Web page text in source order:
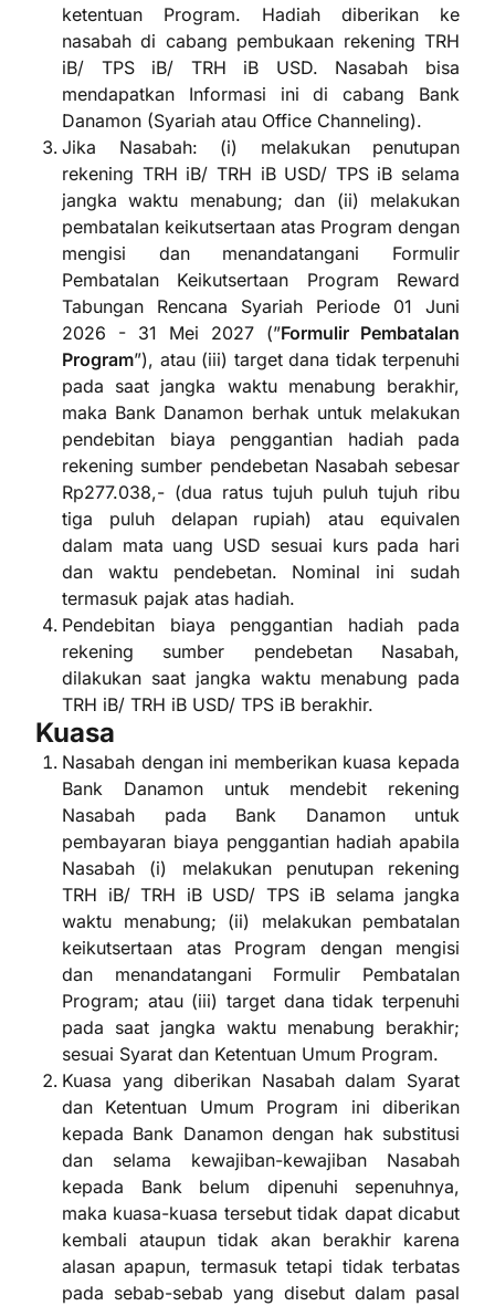
ketentuan Program. Hadiah diberikan ke
nasabah di cabang pembukaan rekening TRH
iB/ TPS iB/ TRH iB USD. Nasabah bisa
mendapatkan Informasi ini di cabang Bank
Danamon (Syariah atau Office Channeling).
Jika Nasabah: (i) melakukan penutupan
rekening TRH iB/ TRH iB USD/ TPS iB selama
jangka waktu menabung; dan (ii) melakukan
pembatalan keikutsertaan atas Program dengan
mengisi dan menandatangani Formulir
Pembatalan Keikutsertaan Program Reward
Tabungan Rencana Syariah Periode 01 Juni
2026 - 31 Mei 2027 (”Formulir Pembatalan
Program”), atau (iii) target dana tidak terpenuhi
pada saat jangka waktu menabung berakhir,
maka Bank Danamon berhak untuk melakukan
pendebitan biaya penggantian hadiah pada
rekening sumber pendebetan Nasabah sebesar
Rp277.038,- (dua ratus tujuh puluh tujuh ribu
tiga puluh delapan rupiah) atau equivalen
dalam mata uang USD sesuai kurs pada hari
dan waktu pendebetan. Nominal ini sudah
termasuk pajak atas hadiah.
Pendebitan biaya penggantian hadiah pada
rekening sumber pendebetan Nasabah,
dilakukan saat jangka waktu menabung pada
TRH iB/ TRH iB USD/ TPS iB berakhir.
Kuasa
Nasabah dengan ini memberikan kuasa kepada
Bank Danamon untuk mendebit rekening
Nasabah pada Bank Danamon untuk
pembayaran biaya penggantian hadiah apabila
Nasabah (i) melakukan penutupan rekening
TRH iB/ TRH iB USD/ TPS iB selama jangka
waktu menabung; (ii) melakukan pembatalan
keikutsertaan atas Program dengan mengisi
dan menandatangani Formulir Pembatalan
Program; atau (iii) target dana tidak terpenuhi
pada saat jangka waktu menabung berakhir;
sesuai Syarat dan Ketentuan Umum Program.
Kuasa yang diberikan Nasabah dalam Syarat
dan Ketentuan Umum Program ini diberikan
kepada Bank Danamon dengan hak substitusi
dan selama kewajiban-kewajiban Nasabah
kepada Bank belum dipenuhi sepenuhnya,
maka kuasa-kuasa tersebut tidak dapat dicabut
kembali ataupun tidak akan berakhir karena
alasan apapun, termasuk tetapi tidak terbatas
pada sebab-sebab yang disebut dalam pasal